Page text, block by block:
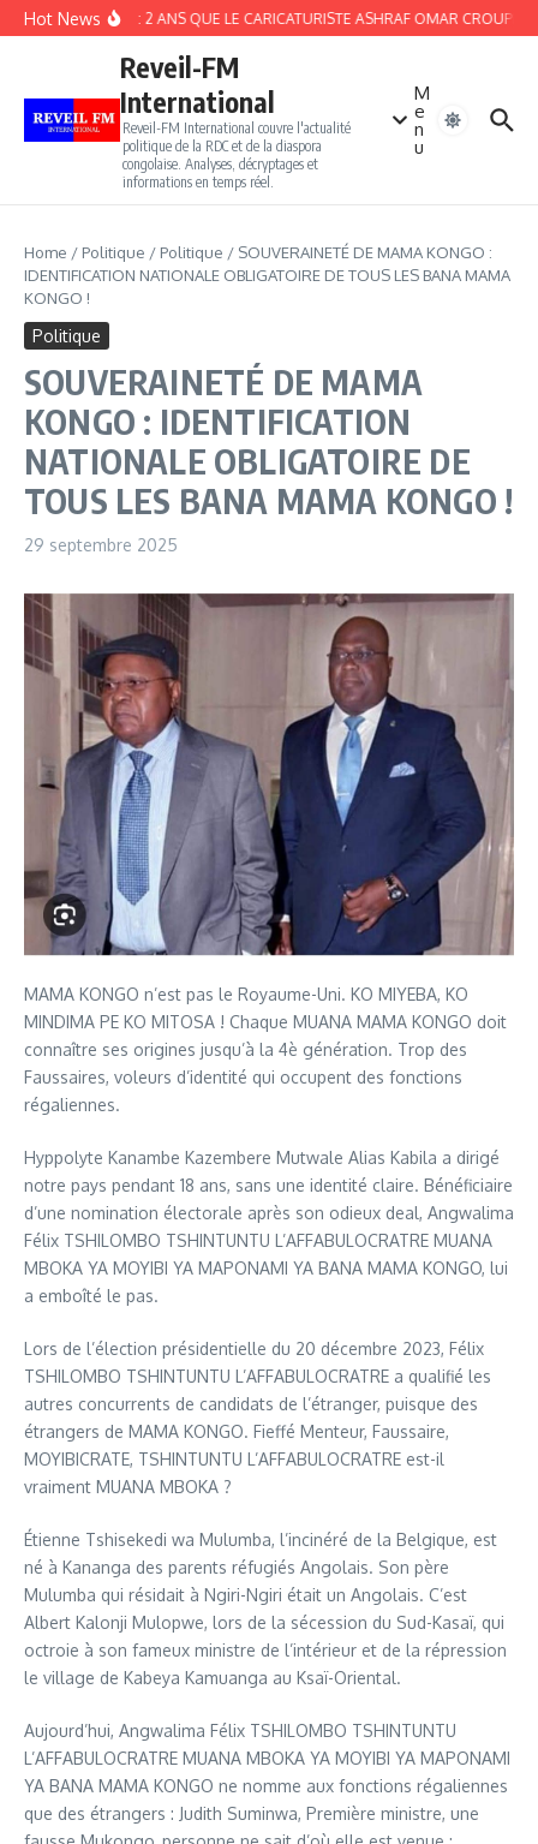
Aller au contenu
Hot NewsEGYPTE : 2 ANS QUE LE CARICATURISTE ASHRAF OMAR CROUPIT
Reveil-FM
International
Reveil-FM International couvre l'actualité
politique de la RDC et de la diaspora
congolaise. Analyses, décryptages et
informations en temps réel.
M
e
n
u
Home / Politique / Politique / SOUVERAINETÉ DE MAMA KONGO :
IDENTIFICATION NATIONALE OBLIGATOIRE DE TOUS LES BANA MAMA
KONGO !
Politique
SOUVERAINETÉ DE MAMA
KONGO : IDENTIFICATION
NATIONALE OBLIGATOIRE DE
TOUS LES BANA MAMA KONGO !
29 septembre 2025
MAMA KONGO n’est pas le Royaume-Uni. KO MIYEBA, KO
MINDIMA PE KO MITOSA ! Chaque MUANA MAMA KONGO doit
connaître ses origines jusqu’à la 4è génération. Trop des
Faussaires, voleurs d’identité qui occupent des fonctions
régaliennes.
Hyppolyte Kanambe Kazembere Mutwale Alias Kabila a dirigé
notre pays pendant 18 ans, sans une identité claire. Bénéficiaire
d’une nomination électorale après son odieux deal, Angwalima
Félix TSHILOMBO TSHINTUNTU L’AFFABULOCRATRE MUANA
MBOKA YA MOYIBI YA MAPONAMI YA BANA MAMA KONGO, lui
a emboîté le pas.
Lors de l’élection présidentielle du 20 décembre 2023, Félix
TSHILOMBO TSHINTUNTU L’AFFABULOCRATRE a qualifié les
autres concurrents de candidats de l’étranger, puisque des
étrangers de MAMA KONGO. Fieffé Menteur, Faussaire,
MOYIBICRATE, TSHINTUNTU L’AFFABULOCRATRE est-il
vraiment MUANA MBOKA ?
Étienne Tshisekedi wa Mulumba, l’incinéré de la Belgique, est
né à Kananga des parents réfugiés Angolais. Son père
Mulumba qui résidait à Ngiri-Ngiri était un Angolais. C’est
Albert Kalonji Mulopwe, lors de la sécession du Sud-Kasaï, qui
octroie à son fameux ministre de l’intérieur et de la répression
le village de Kabeya Kamuanga au Ksaï-Oriental.
Aujourd’hui, Angwalima Félix TSHILOMBO TSHINTUNTU
L’AFFABULOCRATRE MUANA MBOKA YA MOYIBI YA MAPONAMI
YA BANA MAMA KONGO ne nomme aux fonctions régaliennes
que des étrangers : Judith Suminwa, Première ministre, une